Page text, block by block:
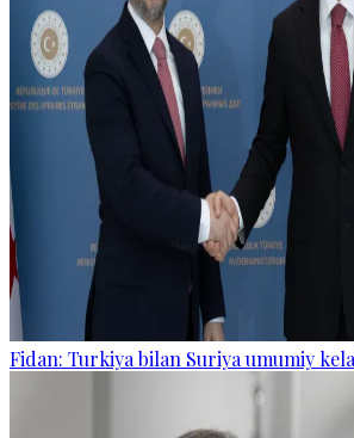
Fidan: Turkiya bilan Suriya umumiy